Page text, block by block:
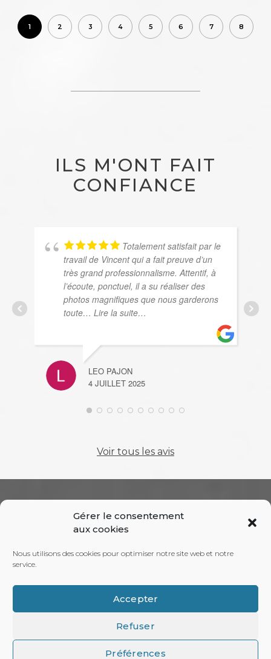
Gérer le consentement
aux cookies
Nous utilisons des cookies pour optimiser notre site web et notre
service.
Accepter
Refuser
Préférences
1 2 3 4 5 6 7 8
ILS M'ONT FAIT
CONFIANCE
Totalement satisfait par le
travail de Vincent qui a fait preuve d’un
très grand professionnalisme. Attentif, à
l’écoute, ponctuel, il a su réaliser des
photos magnifiques que nous garderons
toute… Lire la suite…
LEO PAJON
4 JUILLET 2025
Voir tous les avis
RECHERCHE